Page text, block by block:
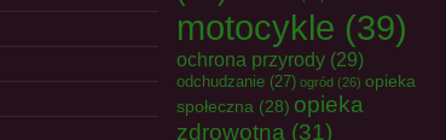
motocykle (39)
ochrona przyrody (29)
odchudzanie (27) ogród (26) opieka
społeczna (28) opieka
zdrowotna (31)